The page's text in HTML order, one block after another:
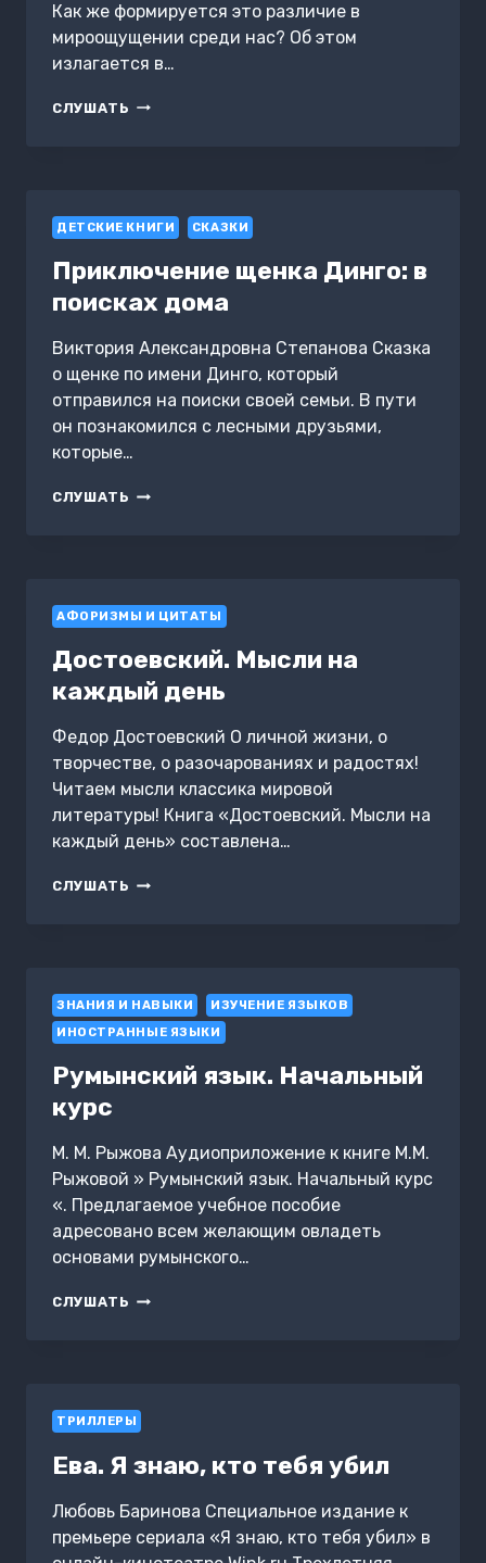
Как же формируется это различие в
мироощущении среди нас? Об этом
излагается в…
СЛУШАТЬ СИТУАЦИОННЫЕ
ДЕТСКИЕ КНИГИ СКАЗКИ
Приключение щенка Динго: в
поисках дома
Виктория Александровна Степанова Сказка
о щенке по имени Динго, который
отправился на поиски своей семьи. В пути
он познакомился с лесными друзьями,
которые…
СЛУШАТЬ ПРИКЛЮЧЕНИЕ
АФОРИЗМЫ И ЦИТАТЫ
Достоевский. Мысли на
каждый день
Федор Достоевский О личной жизни, о
творчестве, о разочарованиях и радостях!
Читаем мысли классика мировой
литературы! Книга «Достоевский. Мысли на
каждый день» составлена…
СЛУШАТЬ ДОСТОЕВСКИЙ.
ЗНАНИЯ И НАВЫКИ
ИЗУЧЕНИЕ ЯЗЫКОВ
ИНОСТРАННЫЕ ЯЗЫКИ
Румынский язык. Начальный
курс
М. М. Рыжова Аудиоприложение к книге М.М.
Рыжовой » Румынский язык. Начальный курс
«. Предлагаемое учебное пособие
адресовано всем желающим овладеть
основами румынского…
СЛУШАТЬ РУМЫНСКИЙ
ТРИЛЛЕРЫ
Ева. Я знаю, кто тебя убил
Любовь Баринова Специальное издание к
премьере сериала «Я знаю, кто тебя убил» в